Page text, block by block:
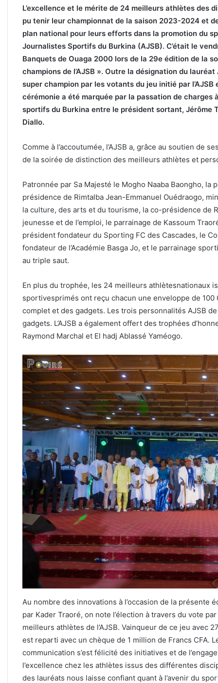
L’excellence et le mérite de 24 meilleurs athlètes des
pu tenir leur championnat de la saison 2023-2024 et
plan national pour leurs efforts dans la promotion du
Journalistes Sportifs du Burkina (AJSB). C’était le
Banquets de Ouaga 2000 lors de la 29e édition de la
champions de l’AJSB ». Outre la désignation du
super champion par les votants du jeu initié par
cérémonie a été marquée par la passation de
sportifs du Burkina entre le président sortant, Jérôme
Diallo.
Comme à l’accoutumée, l’AJSB a, grâce au soutien de
de la soirée de distinction des meilleurs athlètes et
Patronnée par Sa Majesté le Mogho Naaba Baongho, la
présidence de Rimtalba Jean-Emmanuel Ouédraogo,
la culture, des arts et du tourisme, la co-présidence de
jeunesse et de l’emploi, le parrainage de Kassoum
président fondateur du Sporting FC des Cascades, le
fondateur de l’Académie Basga Jo, et le parrainage
au triple saut.
En plus du trophée, les 24 meilleurs athlètesnationaux
sportivesprimés ont reçu chacun une enveloppe de
complet et des gadgets. Les trois personnalités AJSB
gadgets. L’AJSB a également offert des trophées
Raymond Marchal et El hadj Ablassé Yaméogo.
Au nombre des innovations à l’occasion de la présente
par Kader Traoré, on note l’élection à travers du vote
meilleurs athlètes de l’AJSB. Vainqueur de ce jeu avec
est reparti avec un chèque de 1 million de Francs CFA.
communication s’est félicité des initiatives et de
l’excellence chez les athlètes issus des différentes
des lauréats nous laisse confiant quant à l’avenir du